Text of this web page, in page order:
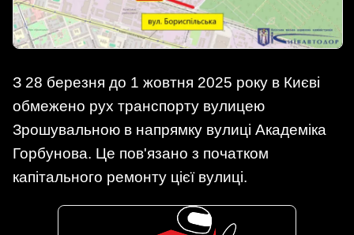
З 28 березня до 1 жовтня 2025 року в Києві
обмежено рух транспорту вулицею
Зрошувальною в напрямку вулиці Академіка
Горбунова. Це пов'язано з початком
капітального ремонту цієї вулиці.